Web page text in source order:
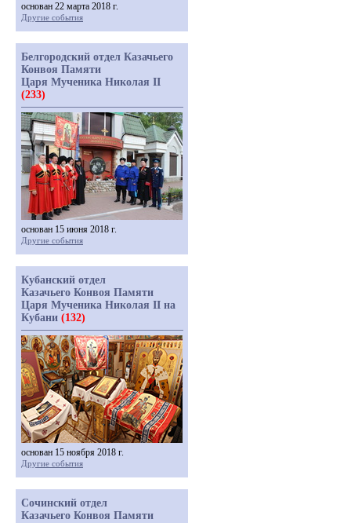
основан 22 марта 2018 г.
Другие события
Белгородский отдел Казачьего
Конвоя Памяти
Царя Мученика Николая II
(233)
основан 15 июня 2018 г.
Другие события
Кубанский отдел
Казачьего Конвоя Памяти
Царя Мученика Николая II на
Кубани (132)
основан 15 ноября 2018 г.
Другие события
Сочинский отдел
Казачьего Конвоя Памяти